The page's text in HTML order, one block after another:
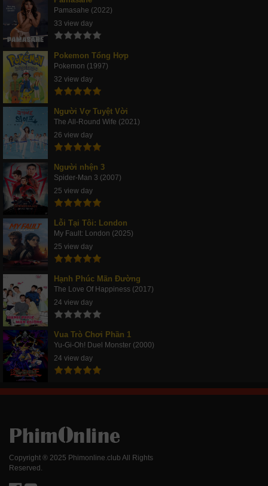
Pamasahe (2022)
33 view day
Pokemon Tổng Hợp
Pokemon (1997)
32 view day
Người Vợ Tuyệt Vời
The All-Round Wife (2021)
26 view day
Người nhện 3
Spider-Man 3 (2007)
25 view day
Lỗi Tại Tôi: London
My Fault: London (2025)
25 view day
Hạnh Phúc Mãn Đường
The Love Of Happiness (2017)
24 view day
Vua Trò Chơi Phần 1
Yu-Gi-Oh! Duel Monster (2000)
24 view day
Copyright ® 2025 Phimonline.club All Rights
Reserved.